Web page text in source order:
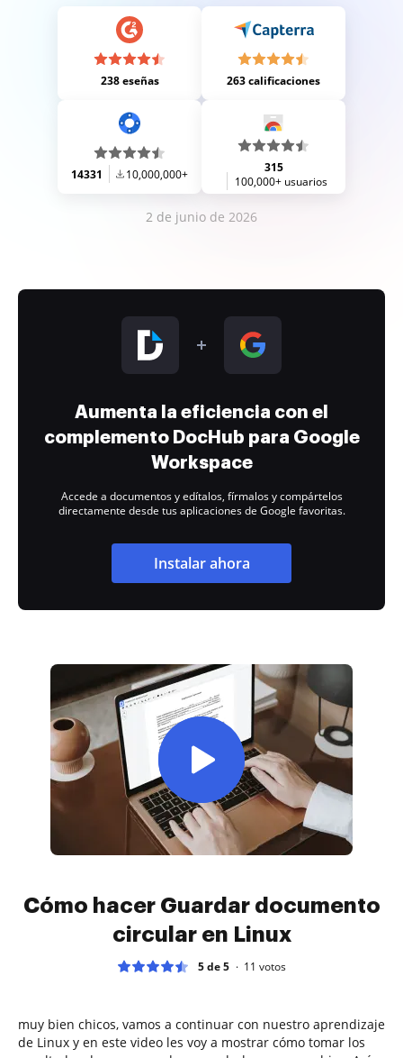
238 eseñas 263 calificaciones
14331 10,000,000+
315
100,000+ usuarios
2 de junio de 2026
Aumenta la eficiencia con el
complemento DocHub para Google
Workspace
Accede a documentos y edítalos, fírmalos y compártelos
directamente desde tus aplicaciones de Google favoritas.
Instalar ahora
Cómo hacer Guardar documento
circular en Linux
5 de 5 11 votos
muy bien chicos, vamos a continuar con nuestro aprendizaje
de Linux y en este video les voy a mostrar cómo tomar los